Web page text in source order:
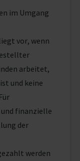
im Umgang
vor, wenn
arbeitet,
und keine
finanzielle
der
werden